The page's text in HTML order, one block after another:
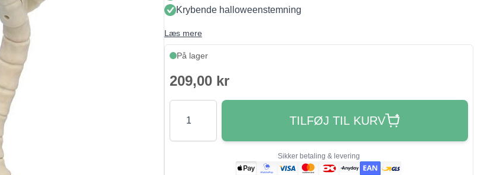
Krybende halloweenstemning
Læs mere
På lager
209,00 kr
Antal
TILFØJ TIL KURV
Sikker betaling & levering